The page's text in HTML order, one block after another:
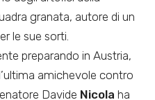
granata, autore di un
le sue sorti.
preparando in Austria,
amichevole contro
Davide Nicola ha